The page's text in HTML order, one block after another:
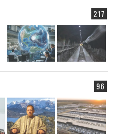
217
96